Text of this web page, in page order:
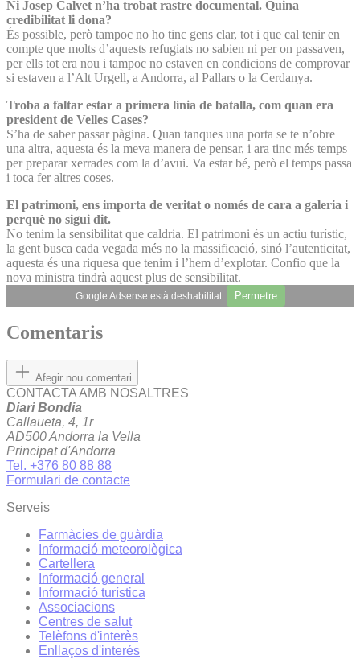
Ni Josep Calvet n’ha trobat rastre documental. Quina
credibilitat li dona?
És possible, però tampoc no ho tinc gens clar, tot i que cal tenir en
compte que molts d’aquests refugiats no sabien ni per on passaven,
per ells tot era nou i tampoc no estaven en condicions de comprovar
si estaven a l’Alt Urgell, a Andorra, al Pallars o la Cerdanya.
Troba a faltar estar a primera línia de batalla, com quan era
president de Velles Cases?
S’ha de saber passar pàgina. Quan tanques una porta se te n’obre
una altra, aquesta és la meva manera de pensar, i ara tinc més temps
per preparar xerrades com la d’avui. Va estar bé, però el temps passa
i toca fer altres coses.
El patrimoni, ens importa de veritat o només de cara a galeria i
perquè no sigui dit.
No tenim la sensibilitat que caldria. El patrimoni és un actiu turístic,
la gent busca cada vegada més no la massificació, sinó l’autenticitat,
aquesta és una riquesa que tenim i l’hem d’explotar. Confio que la
nova ministra tindrà aquest plus de sensibilitat.
Google Adsense està deshabilitat. Permetre
Comentaris
Afegir nou comentari
CONTACTA AMB NOSALTRES
Diari Bondia
Callaueta, 4, 1r
AD500 Andorra la Vella
Principat d'Andorra
Tel. +376 80 88 88
Formulari de contacte
Serveis
Farmàcies de guàrdia
Informació meteorològica
Cartellera
Informació general
Informació turística
Associacions
Centres de salut
Telèfons d'interès
Enllaços d'interés